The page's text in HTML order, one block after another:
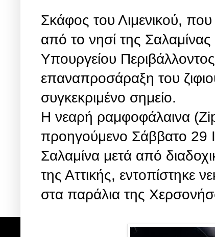
Σκάφος του Λιμενικού,
από το νησί της
Υπουργείου
επαναπροσάραξη του
συγκεκριμένο σημείο.
Η νεαρή ραμφοφάλαινα
προηγούμενο Σάββατο 29
Σαλαμίνα μετά από
της Αττικής, εντοπίστηκε
στα παράλια της